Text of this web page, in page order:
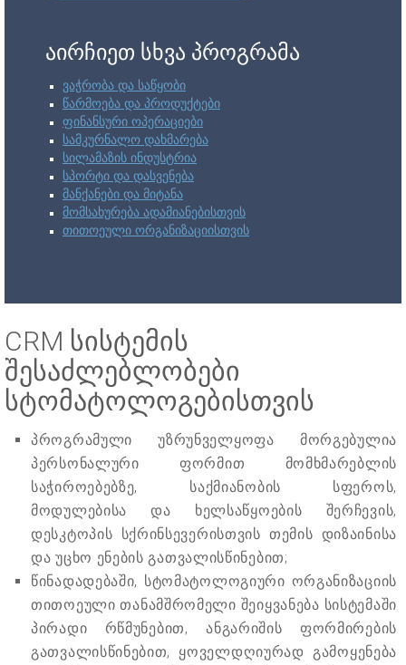
აირჩიეთ სხვა პროგრამა
ვაჭრობა და საწყობი
წარმოება და პროდუქტები
ფინანსური ოპერაციები
სამკურნალო დახმარება
სილამაზის ინდუსტრია
სპორტი და დასვენება
მანქანები და მიტანა
მომსახურება ადამიანებისთვის
თითოეული ორგანიზაციისთვის
CRM სისტემის
შესაძლებლობები
სტომატოლოგებისთვის
პროგრამული უზრუნველყოფა მორგებულია
პერსონალური ფორმით მომხმარებლის
საჭიროებებზე, საქმიანობის სფეროს,
მოდულებისა და ხელსაწყოების შერჩევის,
დესკტოპის სქრინსევერისთვის თემის დიზაინისა
და უცხო ენების გათვალისწინებით;
წინადადებაში, სტომატოლოგიური ორგანიზაციის
თითოეული თანამშრომელი შეიყვანება სისტემაში
პირადი რწმუნებით, ანგარიშის ფორმირების
გათვალისწინებით, ყოველდღიურად გამოყენება